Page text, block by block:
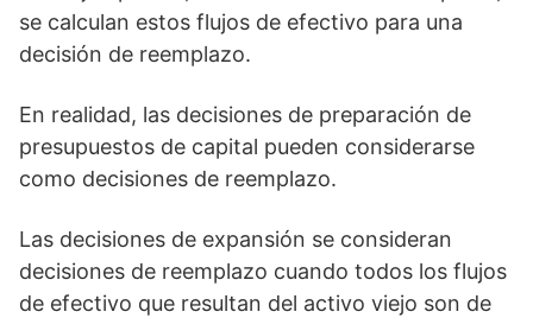
se calculan estos flujos de efectivo para una
decisión de reemplazo.
En realidad, las decisiones de preparación de
presupuestos de capital pueden considerarse
como decisiones de reemplazo.
Las decisiones de expansión se consideran
decisiones de reemplazo cuando todos los flujos
de efectivo que resultan del activo viejo son de